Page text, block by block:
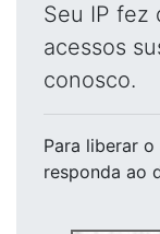
Seu IP fez
acessos
conosco.
Para liberar o
responda ao